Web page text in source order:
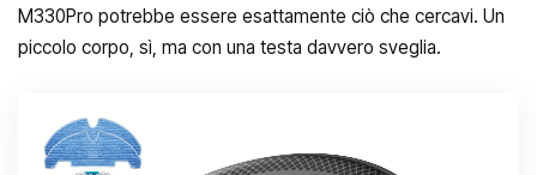
M330Pro potrebbe essere esattamente ciò che cercavi. Un
piccolo corpo, sì, ma con una testa davvero sveglia.